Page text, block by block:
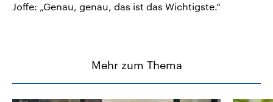
Joffe: „Genau, genau, das ist das Wichtigste.“
Mehr zum Thema